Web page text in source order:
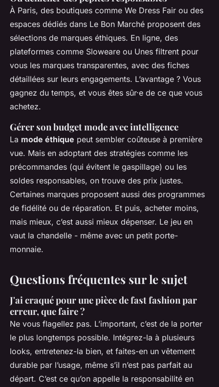
À Paris, des boutiques comme We Dress Fair ou des
espaces dédiés dans Le Bon Marché proposent des
sélections de marques éthiques. En ligne, des
plateformes comme Sloweare ou Unes filtrent pour
vous les marques transparentes, avec des fiches
détaillées sur leurs engagements. L’avantage ? Vous
gagnez du temps, et vous êtes sûr·e de ce que vous
achetez.
Gérer son budget mode avec intelligence
La mode éthique peut sembler coûteuse à première
vue. Mais en adoptant des stratégies comme les
précommandes (qui évitent le gaspillage) ou les
soldes responsables, on trouve des prix justes.
Certaines marques proposent aussi des programmes
de fidélité ou de réparation. Et puis, acheter moins,
mais mieux, c’est aussi mieux dépenser. Le jeu en
vaut la chandelle - même avec un petit porte-
monnaie.
Questions fréquentes sur le sujet
J'ai craqué pour une pièce de fast fashion par
erreur, que faire ?
Ne vous flagellez pas. L’important, c’est de la porter
le plus longtemps possible. Intégrez-la à plusieurs
looks, entretenez-la bien, et faites-en un vêtement
durable par l’usage, même s’il n’est pas parfait au
départ. C’est ce qu’on appelle la responsabilité en